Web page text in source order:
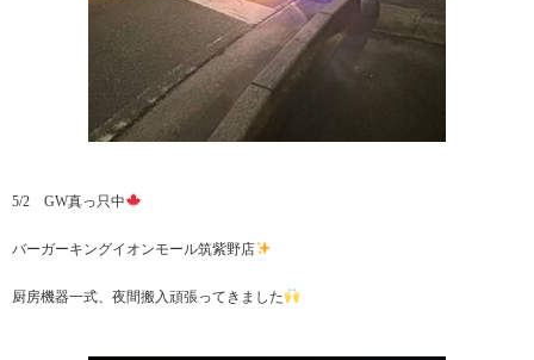
5/2 GW真っ只中
バーガーキングイオンモール筑紫野店
厨房機器一式、夜間搬入頑張ってきました